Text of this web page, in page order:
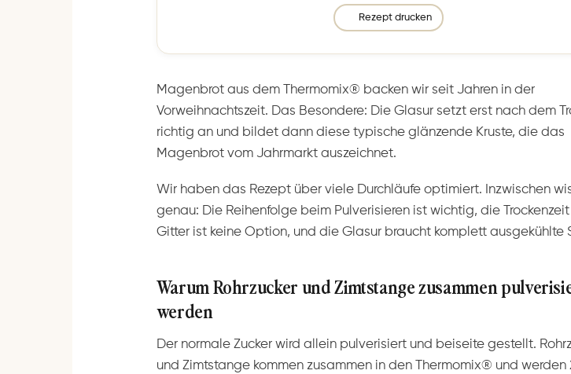
Rezept drucken
Magenbrot aus dem Thermomix® backen wir seit Jahren in der
Vorweihnachtszeit. Das Besondere: Die Glasur setzt erst nach dem
richtig an und bildet dann diese typische glänzende Kruste, die das
Magenbrot vom Jahrmarkt auszeichnet.
Wir haben das Rezept über viele Durchläufe optimiert. Inzwischen
genau: Die Reihenfolge beim Pulverisieren ist wichtig, die
Gitter ist keine Option, und die Glasur braucht komplett ausgekühlte
Warum Rohrzucker und Zimtstange zusammen
werden
Der normale Zucker wird allein pulverisiert und beiseite gestellt.
und Zimtstange kommen zusammen in den Thermomix® und werden